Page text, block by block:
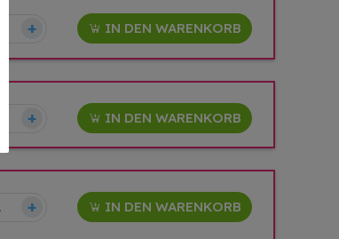
+ IN DEN WARENKORB
+ IN DEN WARENKORB
+ IN DEN WARENKORB